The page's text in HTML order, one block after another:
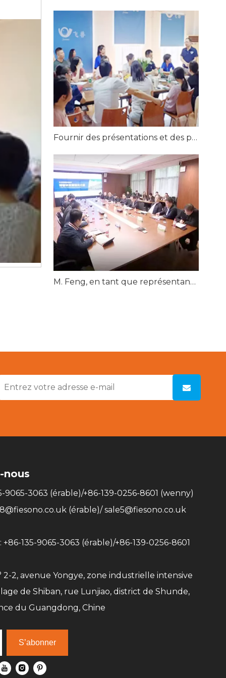
Fournir des présentations et des partages numériques à plus de 30 usines Alibaba en 2023
M. Feng, en tant que représentant exceptionnel des entreprises du Hunan, a été invité à assister à la réception du maire Hu Hebo et de sa délégation à Xiangtan et à présenter un rapport de travail.
nous
9065-3063 (érable)/+86-139-0256-8601 (wenny)
(érable)/sale5@fiesono.co.uk
135-9065-3063 (érable)/+86-139-0256-8601
2-2, avenue Yongye, zone industrielle intensive
de Shiban, rue Lunjiao, district de Shunde,
du Guangdong, Chine
S’abonner